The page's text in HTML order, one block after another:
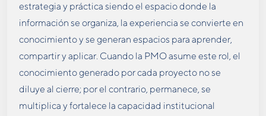
estrategia y práctica siendo el espacio donde la
información se organiza, la experiencia se convierte en
conocimiento y se generan espacios para aprender,
compartir y aplicar. Cuando la PMO asume este rol, el
conocimiento generado por cada proyecto no se
diluye al cierre; por el contrario, permanece, se
multiplica y fortalece la capacidad institucional